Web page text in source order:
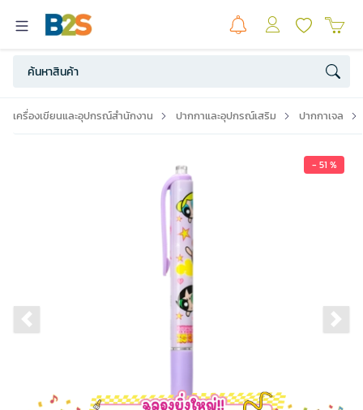
เครื่องเขียนและอุปกรณ์สำนักงาน ปากกาและอุปกรณ์เสริม ปากกาเจล
- 51 %
Previous slide